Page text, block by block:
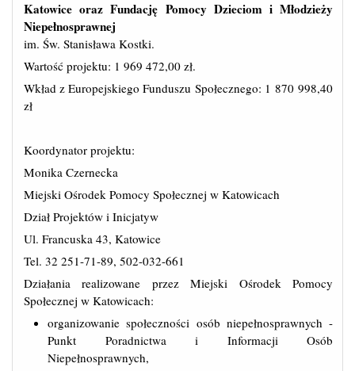
Katowice oraz Fundację Pomocy Dzieciom i Młodzieży
Niepełnosprawnej
im. Św. Stanisława Kostki.
Wartość projektu: 1 969 472,00 zł.
Wkład z Europejskiego Funduszu Społecznego: 1 870 998,40
zł
Koordynator projektu:
Monika Czernecka
Miejski Ośrodek Pomocy Społecznej w Katowicach
Dział Projektów i Inicjatyw
Ul. Francuska 43, Katowice
Tel. 32 251-71-89, 502-032-661
Działania realizowane przez Miejski Ośrodek Pomocy
Społecznej w Katowicach:
organizowanie społeczności osób niepełnosprawnych -
Punkt Poradnictwa i Informacji Osób
Niepełnosprawnych,